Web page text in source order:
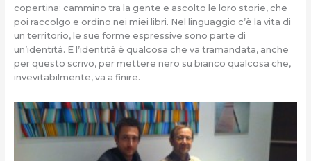
copertina: cammino tra la gente e ascolto le loro storie, che
poi raccolgo e ordino nei miei libri. Nel linguaggio c’è la vita di
un territorio, le sue forme espressive sono parte di
un’identità. E l’identità è qualcosa che va tramandata, anche
per questo scrivo, per mettere nero su bianco qualcosa che,
invevitabilmente, va a finire.